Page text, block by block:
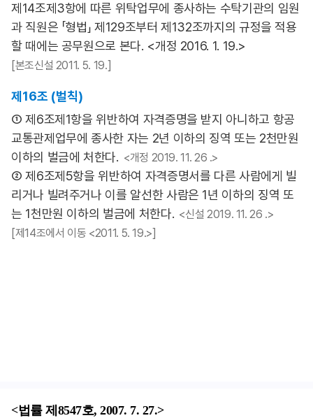
제14조제3항에 따른 위탁업무에 종사하는 수탁기관의 임원
과 직원은 「형법」 제129조부터 제132조까지의 규정을 적용
할 때에는 공무원으로 본다. <개정 2016. 1. 19.>
[본조신설 2011. 5. 19.]
제16조 (벌칙)
① 제6조제1항을 위반하여 자격증명을 받지 아니하고 항공
교통관제업무에 종사한 자는 2년 이하의 징역 또는 2천만원
이하의 벌금에 처한다. <개정 2019. 11. 26 .>
② 제6조제5항을 위반하여 자격증명서를 다른 사람에게 빌
리거나 빌려주거나 이를 알선한 사람은 1년 이하의 징역 또
는 1천만원 이하의 벌금에 처한다. <신설 2019. 11. 26 .>
[제14조에서 이동 <2011. 5. 19.>]
<법률 제8547호, 2007. 7. 27.>